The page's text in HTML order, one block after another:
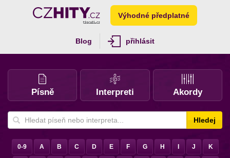
Výhodné předplatné
Blog přihlásit
Písně Interpreti Akordy
Hledej
0-9 A B C D E F G H J K